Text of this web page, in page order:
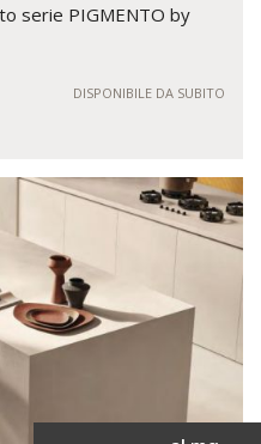
serie PIGMENTO by
DISPONIBILE DA SUBITO